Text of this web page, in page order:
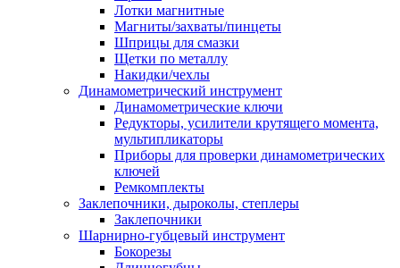
Лотки магнитные
Магниты/захваты/пинцеты
Шприцы для смазки
Щетки по металлу
Накидки/чехлы
Динамометрический инструмент
Динамометрические ключи
Редукторы, усилители крутящего момента,
мультипликаторы
Приборы для проверки динамометрических
ключей
Ремкомплекты
Заклепочники, дыроколы, степлеры
Заклепочники
Шарнирно-губцевый инструмент
Бокорезы